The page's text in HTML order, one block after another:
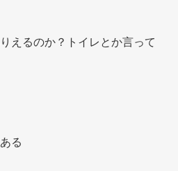
えるのか？トイレとか言って
る